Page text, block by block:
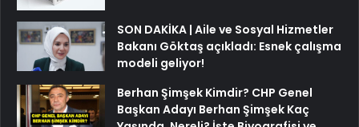
SON DAKİKA | Aile ve Sosyal Hizmetler
Bakanı Göktaş açıkladı: Esnek çalışma
modeli geliyor!
Berhan Şimşek Kimdir? CHP Genel
Başkan Adayı Berhan Şimşek Kaç